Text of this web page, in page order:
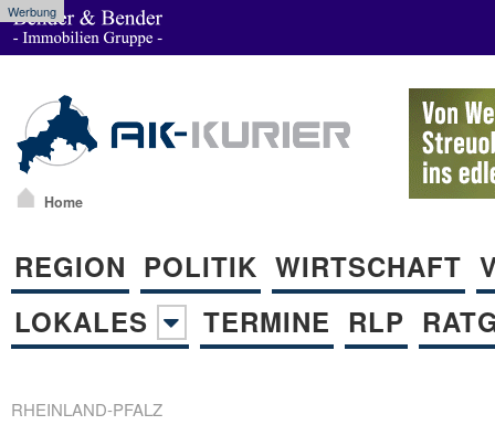
Werbung
Home
REGION POLITIK WIRTSCHAFT
LOKALES
TERMINE RLP
RHEINLAND-PFALZ